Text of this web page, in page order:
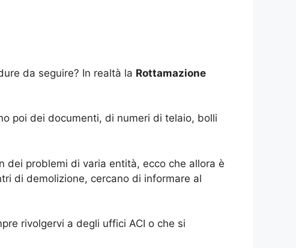
da seguire? In realtà la Rottamazione
poi dei documenti, di numeri di telaio, bolli
dei problemi di varia entità, ecco che allora è
di demolizione, cercano di informare al
rivolgervi a degli uffici ACI o che si